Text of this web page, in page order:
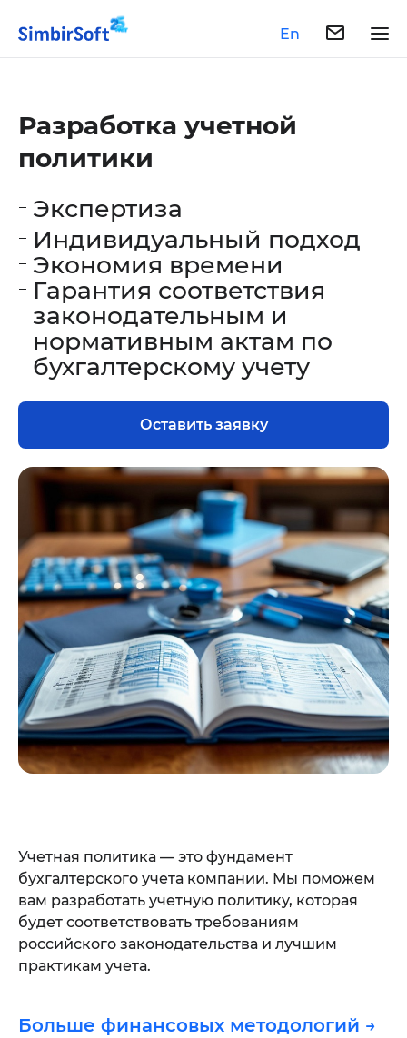
En
Разработка учетной
политики
Экспертиза
Индивидуальный подход
Экономия времени
Гарантия соответствия
законодательным и
нормативным актам по
бухгалтерскому учету
Оставить заявку
Учетная политика — это фундамент
бухгалтерского учета компании. Мы поможем
вам разработать учетную политику, которая
будет соответствовать требованиям
российского законодательства и лучшим
практикам учета.
Больше финансовых методологий →